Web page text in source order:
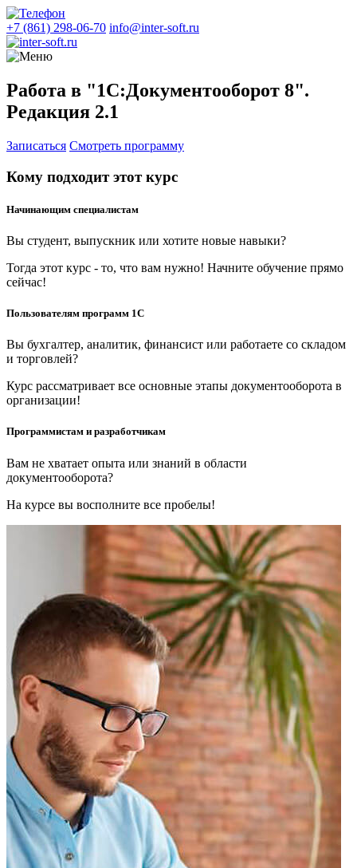
+7 (861) 298-06-70 info@inter-soft.ru
Работа в "1С:Документооборот 8".
Редакция 2.1
Записаться Смотреть программу
Кому подходит этот курс
Начинающим специалистам
Вы студент, выпускник или хотите новые навыки?
Тогда этот курс - то, что вам нужно! Начните обучение прямо
сейчас!
Пользователям программ 1С
Вы бухгалтер, аналитик, финансист или работаете со складом
и торговлей?
Курс рассматривает все основные этапы документооборота в
организации!
Программистам и разработчикам
Вам не хватает опыта или знаний в области
документооборота?
На курсе вы восполните все пробелы!